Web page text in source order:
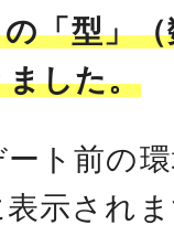
「型」
ました。
ト前の
示され